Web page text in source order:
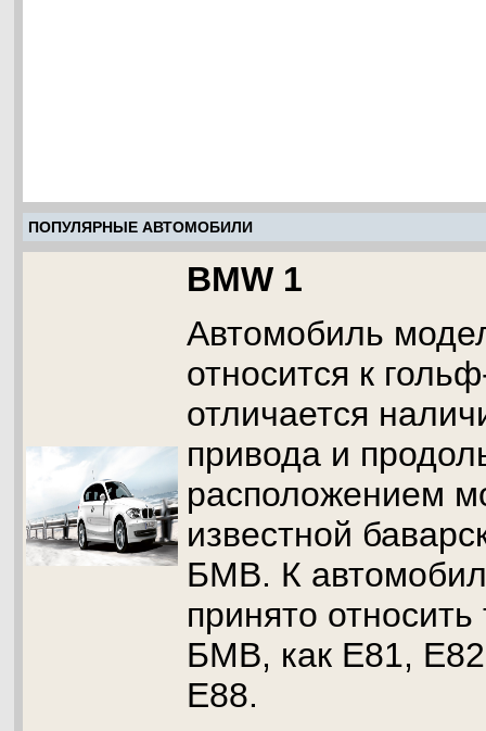
ПОПУЛЯРНЫЕ АВТОМОБИЛИ
BMW 1
Автомобиль
относится к
отличается
привода и
расположением
известной
БМВ. К
принято
БМВ, как E81,
E88.